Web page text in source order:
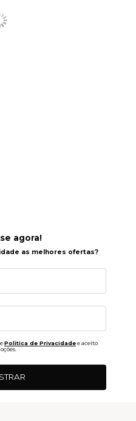
agora!
as melhores ofertas?
ePolitica de Privacidadee aceito